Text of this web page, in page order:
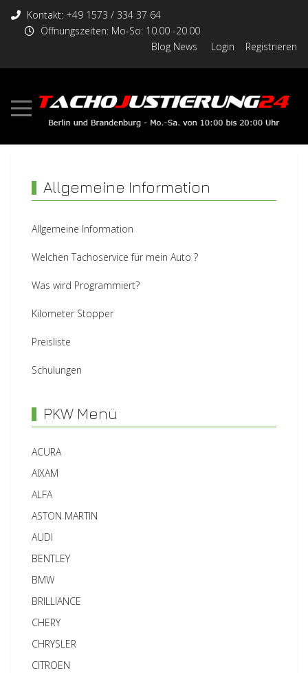
Kontakt: +49 1573 / 334 37 64
Öffnungszeiten: Mo-So: 10.00 -20.00
Blog News
Login Registrieren
Allgemeine Information
Allgemeine Information
Welchen Tachoservice für mein Auto ?
Was wird Programmiert?
Kilometer Stopper
Preisliste
Schulungen
PKW Menü
ACURA
AIXAM
ALFA
ASTON MARTIN
AUDI
BENTLEY
BMW
BRILLIANCE
CHERY
CHRYSLER
CITROEN